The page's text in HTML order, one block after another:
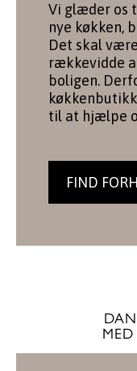
Vi glæder os
nye køkken,
Det skal
rækkevidde
boligen.
til at hjælpe
FIND